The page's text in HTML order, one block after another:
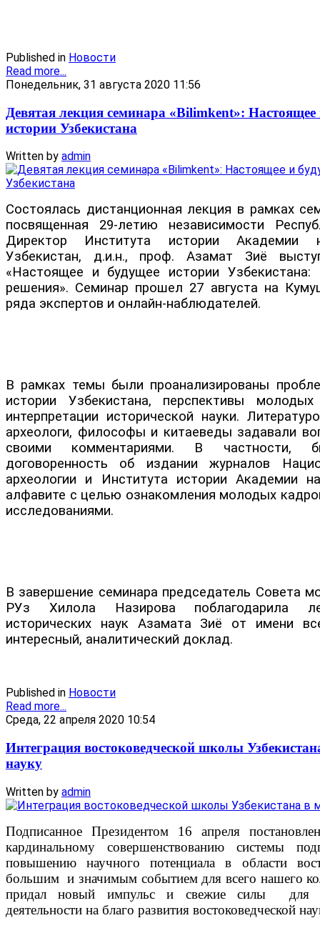
Published in Новости
Read more...
Понедельник, 31 августа 2020 11:56
Девятая лекция семинара «Bilimkent»: Настоящее
истории Узбекистана
Written by admin
Состоялась дистанционная лекция в рамках
посвященная 29-летию независимости
Директор Института истории Академии
Узбекистан, д.и.н., проф. Азамат Зиё
«Настоящее и будущее истории
решения». Семинар прошел 27 августа на
ряда экспертов и онлайн-наблюдателей.
В рамках темы были проанализированы
истории Узбекистана, перспективы
интерпретации исторической науки.
археологи, философы и китаеведы задавали
своими комментариями. В частности,
договоренность об издании журналов
археологии и Института истории Академии
алфавите с целью ознакомления молодых
исследованиями.
В завершение семинара председатель Совета
РУз Хилола Назирова поблагодарила
исторических наук Азамата Зиё от имени
интересный, аналитический доклад.
Published in Новости
Read more...
Среда, 22 апреля 2020 10:54
Интеграция востоковедческой школы
науку
Written by admin
Подписанное Президентом 16 апреля
кардинальному совершенствованию системы
повышению научного потенциала в области
большим и значимым событием для всего нашего
придал новый импульс и свежие силы для
деятельности на благо развития востоковедческой